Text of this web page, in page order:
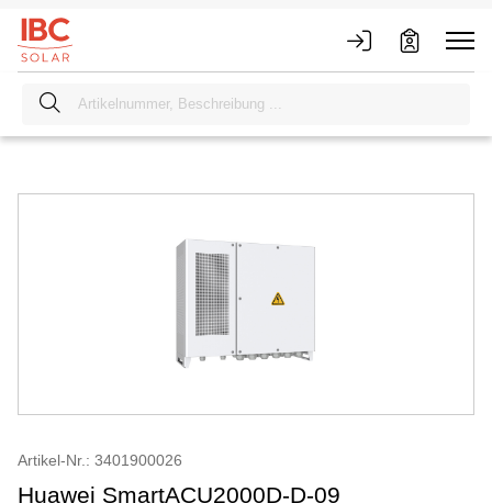
Artikel-Nr.: 3401900026
Huawei SmartACU2000D-D-09